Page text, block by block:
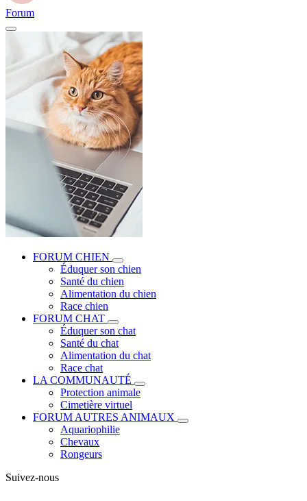
Forum
FORUM CHIEN
Éduquer son chien
Santé du chien
Alimentation du chien
Race chien
FORUM CHAT
Éduquer son chat
Santé du chat
Alimentation du chat
Race chat
LA COMMUNAUTÉ
Protection animale
Cimetière virtuel
FORUM AUTRES ANIMAUX
Aquariophilie
Chevaux
Rongeurs
Suivez-nous